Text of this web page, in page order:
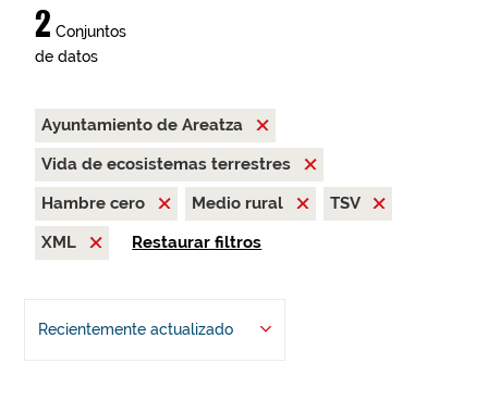
2 Conjuntos
de datos
Ayuntamiento de Areatza
Vida de ecosistemas terrestres
Hambre cero
Medio rural
TSV
XML
Restaurar filtros
Recientemente actualizado